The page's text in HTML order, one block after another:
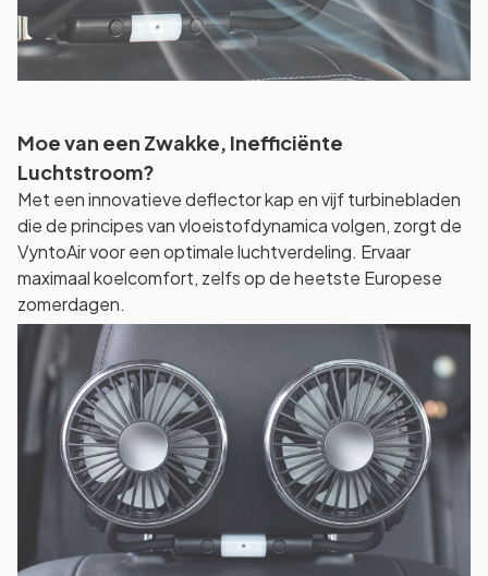
Moe van een Zwakke, Inefficiënte
Luchtstroom?
Met een innovatieve deflector kap en vijf turbinebladen
die de principes van vloeistofdynamica volgen, zorgt de
VyntoAir voor een optimale luchtverdeling. Ervaar
maximaal koelcomfort, zelfs op de heetste Europese
zomerdagen.